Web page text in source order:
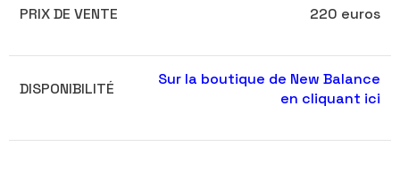
PRIX DE VENTE 220 euros
DISPONIBILITÉ
Sur la boutique de New Balance
en cliquant ici